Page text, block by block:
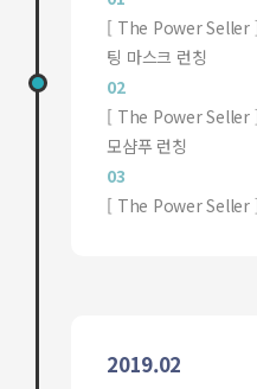
[ The Power Seller ]
팅 마스크 런칭
02
[ The Power Seller ]
모샴푸 런칭
03
[ The Power Seller ]
2019.02